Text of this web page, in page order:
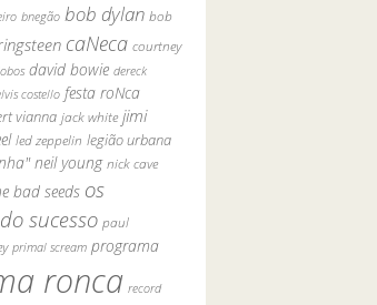
bnegão bob dylan bob
caNeca courtney
david bowie dereck
costello festa roNca
vianna jack white jimi
led zeppelin legião urbana
neil young nick cave
bad seeds os
sucesso paul
primal scream programa
ronca record